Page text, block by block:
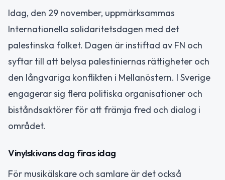
Idag, den 29 november, uppmärksammas
Internationella solidaritetsdagen med det
palestinska folket. Dagen är instiftad av FN och
syftar till att belysa palestiniernas rättigheter och
den långvariga konflikten i Mellanöstern. I Sverige
engagerar sig flera politiska organisationer och
biståndsaktörer för att främja fred och dialog i
området.
Vinylskivans dag firas idag
För musikälskare och samlare är det också